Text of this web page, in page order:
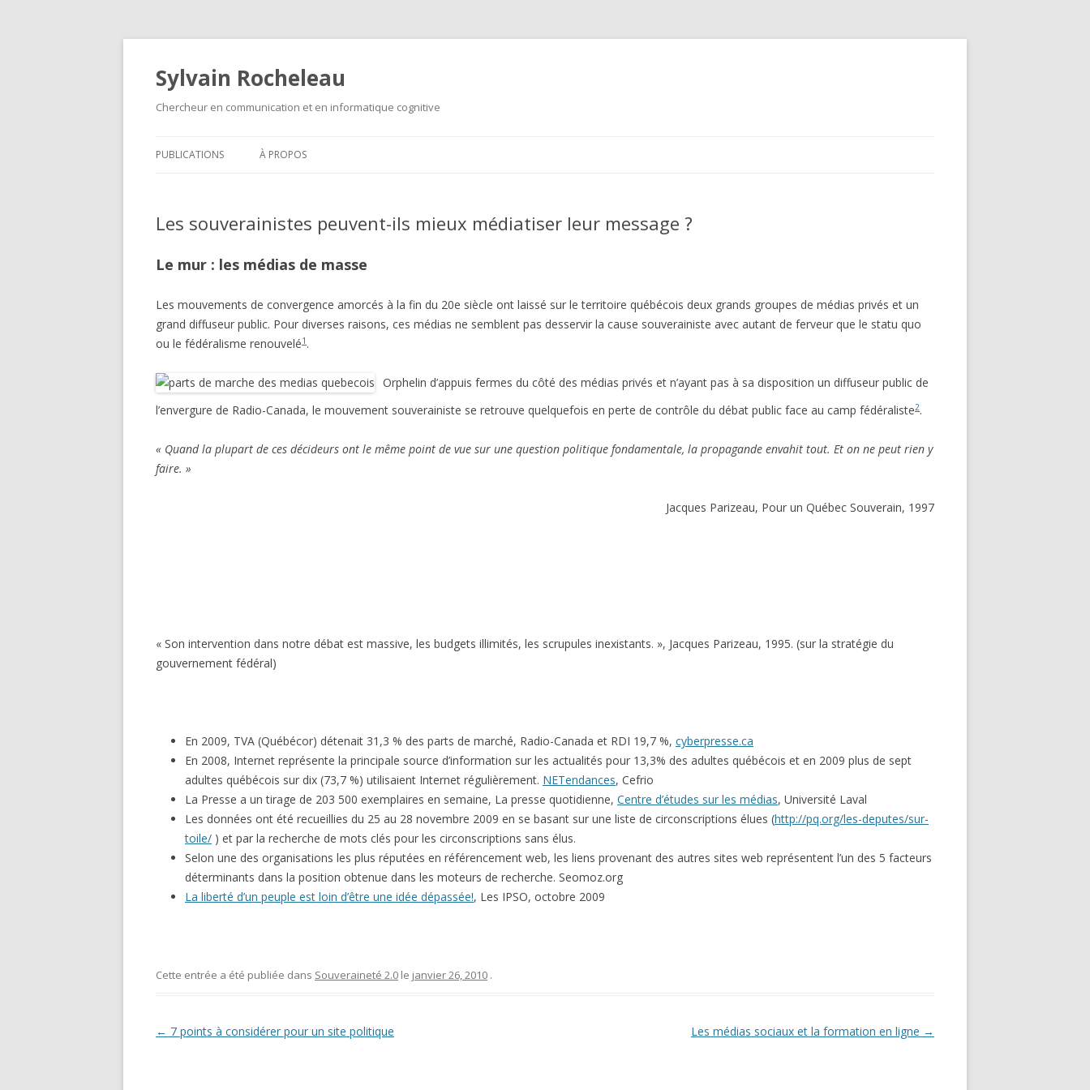
Sylvain Rocheleau
Chercheur en communication et en informatique cognitive
PUBLICATIONS À PROPOS
Les souverainistes peuvent-ils mieux médiatiser leur message ?
Le mur : les médias de masse
Les mouvements de convergence amorcés à la fin du 20e siècle ont laissé sur le territoire québécois deux grands groupes de médias privés et un
grand diffuseur public. Pour diverses raisons, ces médias ne semblent pas desservir la cause souverainiste avec autant de ferveur que le statu quo
ou le fédéralisme renouvelé1 .
Orphelin d’appuis fermes du côté des médias privés et n’ayant pas à sa disposition un diffuseur public de
l’envergure de Radio-Canada, le mouvement souverainiste se retrouve quelquefois en perte de contrôle du débat public face au camp fédéraliste2.
« Quand la plupart de ces décideurs ont le même point de vue sur une question politique fondamentale, la propagande envahit tout. Et on ne peut rien y
faire. »
Jacques Parizeau, Pour un Québec Souverain, 1997
« Son intervention dans notre débat est massive, les budgets illimités, les scrupules inexistants. », Jacques Parizeau, 1995. (sur la stratégie du
gouvernement fédéral)
En 2009, TVA (Québécor) détenait 31,3 % des parts de marché, Radio-Canada et RDI 19,7 %, cyberpresse.ca
En 2008, Internet représente la principale source d’information sur les actualités pour 13,3% des adultes québécois et en 2009 plus de sept
adultes québécois sur dix (73,7 %) utilisaient Internet régulièrement. NETendances, Cefrio
La Presse a un tirage de 203 500 exemplaires en semaine, La presse quotidienne, Centre d’études sur les médias, Université Laval
Les données ont été recueillies du 25 au 28 novembre 2009 en se basant sur une liste de circonscriptions élues (http://pq.org/les-deputes/sur-
toile/ ) et par la recherche de mots clés pour les circonscriptions sans élus.
Selon une des organisations les plus réputées en référencement web, les liens provenant des autres sites web représentent l’un des 5 facteurs
déterminants dans la position obtenue dans les moteurs de recherche. Seomoz.org
La liberté d’un peuple est loin d’être une idée dépassée!, Les IPSO, octobre 2009
Cette entrée a été publiée dans Souveraineté 2.0 le janvier 26, 2010 .
Navigation des articles
← 7 points à considérer pour un site politique Les médias sociaux et la formation en ligne →